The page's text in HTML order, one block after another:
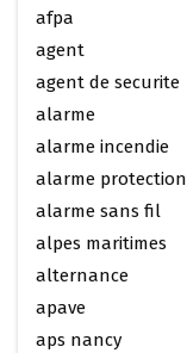
afpa
agent
agent de securite
alarme
alarme incendie
alarme protection
alarme sans fil
alpes maritimes
alternance
apave
aps nancy